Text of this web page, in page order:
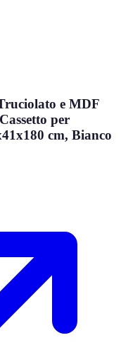
e MDF
per
cm, Bianco